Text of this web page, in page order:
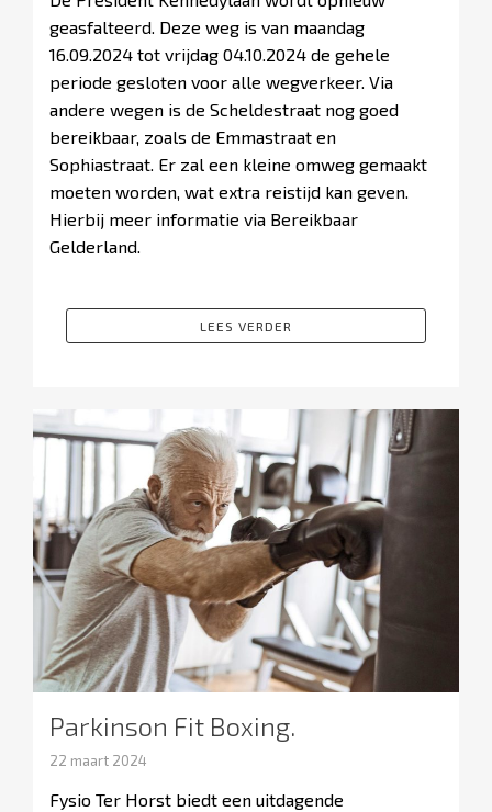
geasfalteerd. Deze weg is van maandag
16.09.2024 tot vrijdag 04.10.2024 de gehele
periode gesloten voor alle wegverkeer. Via
andere wegen is de Scheldestraat nog goed
bereikbaar, zoals de Emmastraat en
Sophiastraat. Er zal een kleine omweg gemaakt
moeten worden, wat extra reistijd kan geven.
Hierbij meer informatie via Bereikbaar
Gelderland.
LEES VERDER
Parkinson Fit Boxing.
22 maart 2024
Fysio Ter Horst biedt een uitdagende